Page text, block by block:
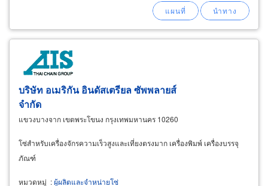
บริษัท อเมริกัน อินดัสเตรียล ซัพพลายส์
จำกัด
แขวงบางจาก เขตพระโขนง กรุงเทพมหานคร 10260
โซ่สำหรับเครื่องจักรความเร็วสูงและเที่ยงตรงมาก เครื่องพิมพ์ เครื่องบรรจุ
ภัณฑ์
หมวดหมู่ :ผู้ผลิตและจำหน่ายโซ่